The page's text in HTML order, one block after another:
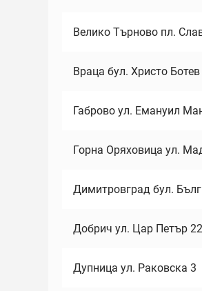
Велико Търново пл.
Враца бул. Христо
Габрово ул. Емануил
Горна Оряховица ул.
Димитровград бул.
Добрич ул. Цар Петър 22
Дупница ул. Раковска 3